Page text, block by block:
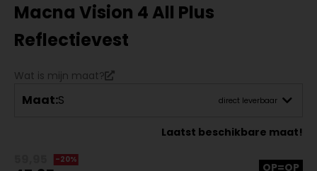
Macna Vision 4 All Plus
Reflectievest
Wat is mijn maat?
Maat:S direct leverbaar
Laatst beschikbare maat!
-20%
OP=OP